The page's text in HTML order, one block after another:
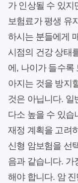
가 인상될 수 있지
보험료가 평생 유
하시는 분들에게
시점의 건강 상태
에, 나이가 들수록
아지는 것을 방지
것은 아닙니다. 일
다소 높을 수 있습
재정 계획을 고려
신형 암보험을 선
음과 같습니다. 가
해야 합니다. 암